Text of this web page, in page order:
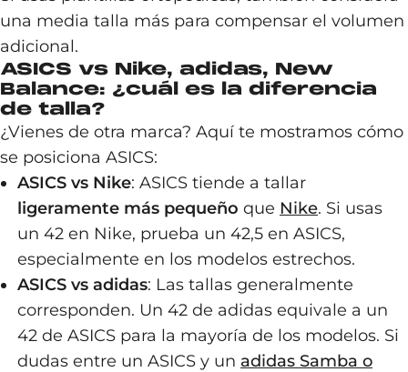
una media talla más para compensar el volumen
adicional.
ASICS vs Nike, adidas, New
Balance: ¿cuál es la diferencia
de talla?
¿Vienes de otra marca? Aquí te mostramos cómo
se posiciona ASICS:
ASICS vs Nike: ASICS tiende a tallar
ligeramente más pequeño que Nike. Si usas
un 42 en Nike, prueba un 42,5 en ASICS,
especialmente en los modelos estrechos.
ASICS vs adidas: Las tallas generalmente
corresponden. Un 42 de adidas equivale a un
42 de ASICS para la mayoría de los modelos. Si
dudas entre un ASICS y un adidas Samba o